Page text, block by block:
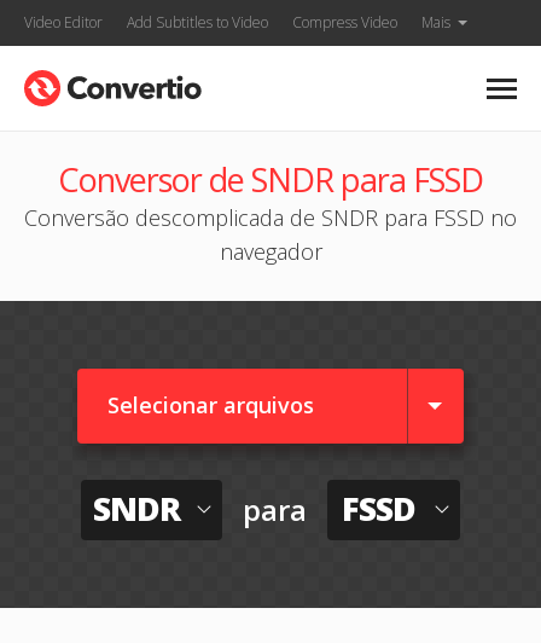
Video Editor Add Subtitles to Video Compress Video Mais
Conversor de SNDR para FSSD
Conversão descomplicada de SNDR para FSSD no
navegador
Selecionar arquivos
SNDR para FSSD